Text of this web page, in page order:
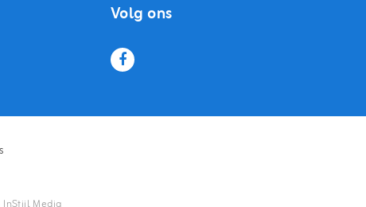
Volg ons